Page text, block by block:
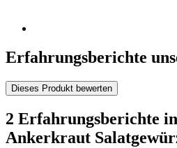
Erfahrungsberichte
Dieses Produkt bewerten
2 Erfahrungsberichte
Ankerkraut